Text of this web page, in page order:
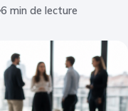
6 min de lecture